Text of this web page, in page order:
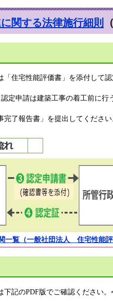
関する法律施行細則
住宅性能評価書」を添付して
定申請は建築工事の着工前に行
了報告書」を提出してくださ
一覧（一般社団法人 住宅性能評
記のPDF版でご確認ください